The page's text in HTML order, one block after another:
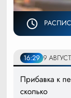
16:29 9
Прибавка к
сколько